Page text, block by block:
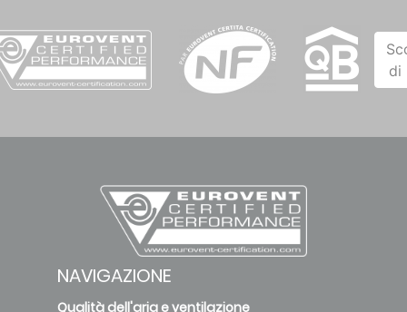
di
NAVIGAZIONE
Qualità dell'aria e ventilazione